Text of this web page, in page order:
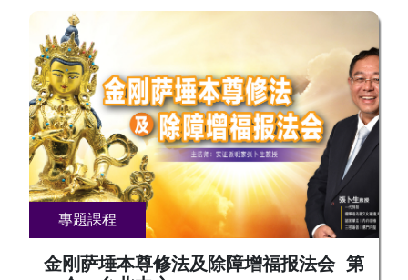
念佛，妄念纷飞，未能真正观想转化，难以与佛相
应。 ❓误区二：忙碌无暇念佛？念佛并非受困于时
间，生活每刻皆可保持觉知，随时随地念佛。 ❓误
区三：忽视身心合一？念佛需调和五脏，内外修持
缺一不可，否则功效大打折扣。 念佛非单纯向佛
问好，须以声以身以心，真实感应，内外合一，融
入佛光。方能获佛力护持，得佛法甘露。🙏 由实
证派明家张卜生上师亲传，以古法“五汇念佛”，调
动身心能量，汇聚生命光，与佛相应。系统学习观
相念佛、观想念佛、持明念佛、观音念佛、实相念
佛这五种念佛方法，破解念佛迷雾，功德不再落
空。迅速平息杂念，清净身心，增长福慧，与诸佛
+61 410 681 858 美国：+1 479 295 4759, +1 559
313 9053 新加坡与其他国家微信：Zeoanegoh 马
来西亚微信：Kellyysp，ZenHu79 台湾微信：
ghsaw1130 | Line： geokhongsaw ，
0983630546 香港微信： MsChristineTse 美国微
信： Shujuanz 加拿大微信：janwah300,
OOSS_TORONTO 澳洲微信: dmzhang1370
專題課程
金刚萨埵本尊修法及除障增福报法会 第